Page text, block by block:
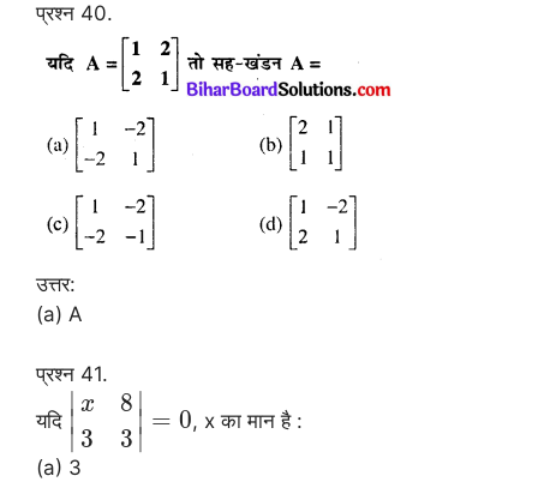
प्रश्न 40.
उत्तर:
(a) A
प्रश्न 41.
यदि
∣
∣
∣ x
3
8
3
∣
∣
∣ = 0, x का मान है :
(a) 3